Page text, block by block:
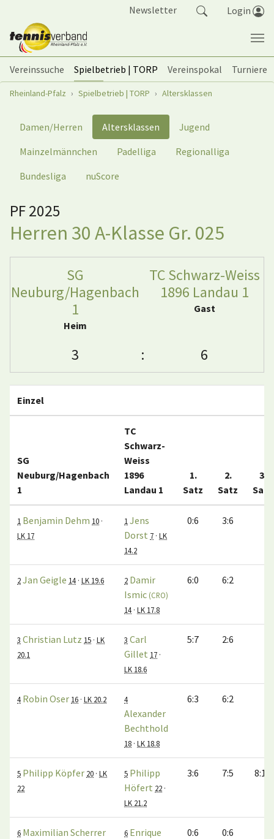
Newsletter Login
Vereinssuche Spielbetrieb | TORP Vereinspokal
Turniere
Sie sind hier:
Rheinland-Pfalz Spielbetrieb | TORP Altersklassen
Damen/Herren Altersklassen
Jugend
Mainzelmännchen
Padelliga
Regionalliga
Bundesliga
nuScore
PF 2025
Herren 30 A-Klasse Gr. 025
SG
Neuburg/Hagenbach
1
Heim
TC Schwarz-Weiss
1896 Landau 1
Gast
3 : 6
Einzel
SG
Neuburg/Hagenbach
1
TC
Schwarz-
Weiss
1896
Landau 1
1.
Satz
2.
Satz
3.
Satz
1 Benjamin Dehm 10 ·
LK 17
1 Jens
Dorst 7 · LK
14.2
0:6 3:6
2Jan Geigle 14 · LK 19.6 2 Damir
Ismic (CRO)
14 · LK 17.8
6:0 6:2
3 Christian Lutz 15 · LK
20.1
3 Carl
Gillet 17 ·
LK 18.6
5:7 2:6
4 Robin Oser 16 · LK 20.2 4
Alexander
Bechthold
18 · LK 18.8
6:3 6:2
5 Philipp Köpfer 20 · LK
22
5 Philipp
Höfert 22 ·
LK 21.2
3:6 7:5 8:10
6 Maximilian Scherrer 6 Enrique
0:6 0:6